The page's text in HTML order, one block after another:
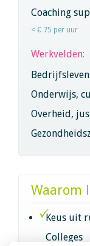
Coaching
< € 75 per uur
Werkvelden:
Bedrijfsleven
Onderwijs,
Overheid,
Waarom
Keus uit
Colleges